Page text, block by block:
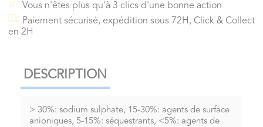
Vous n'êtes plus qu'à 3 clics d'une bonne action
Paiement sécurisé, expédition sous 72H, Click & Collect
en 2H
DESCRIPTION
> 30%: sodium sulphate, 15-30%: agents de surface
anioniques, 5-15%: séquestrants, <5%: agents de